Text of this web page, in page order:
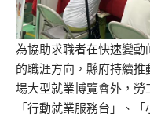
為協助求職者在快速變
的職涯方向，縣府持續
場大型就業博覽會外，
「行動就業服務台」、